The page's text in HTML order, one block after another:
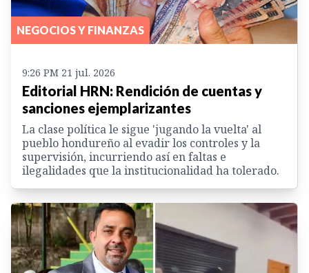
NEGOCIOS Y FINANZAS
9:26 PM 21 jul. 2026
Editorial HRN: Rendición de cuentas y
sanciones ejemplarizantes
La clase política le sigue 'jugando la vuelta' al
pueblo hondureño al evadir los controles y la
supervisión, incurriendo así en faltas e
ilegalidades que la institucionalidad ha tolerado.